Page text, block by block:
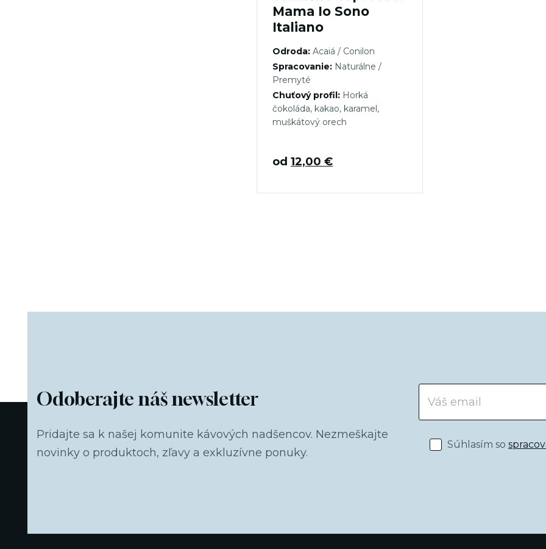
Mama Io Sono
Italiano
Odroda: Acaiá / Conilon
Spracovanie: Naturálne /
Premyté
Chuťový profil: Horká
čokoláda, kakao, karamel,
muškátový orech
od12,00€
Odoberajte náš newsletter
Pridajte sa k našej komunite kávových nadšencov. Nezmeškajte
novinky o produktoch, zľavy a exkluzívne ponuky.
Súhlasím so